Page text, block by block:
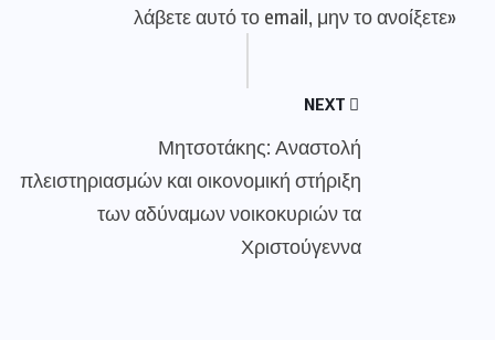
λάβετε αυτό το email, μην το ανοίξετε»
NEXT
Μητσοτάκης: Αναστολή
πλειστηριασμών και οικονομική στήριξη
των αδύναμων νοικοκυριών τα
Χριστούγεννα